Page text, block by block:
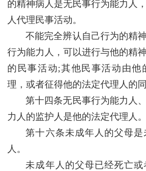
的精神病人是无民事行为能力人
人代理民事活动。
不能完全辨认自己行为的精
行为能力人，可以进行与他的精
的民事活动;其他民事活动由他
理，或者征得他的法定代理人的同
第十四条无民事行为能力人
力人的监护人是他的法定代理人。
第十六条未成年人的父母
人。
未成年人的父母已经死亡或